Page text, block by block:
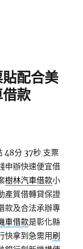
配合美
借款
48分 37秒 支票
申辦快速便宜借
樹林汽車借款小
產質借轉貸保證
款及合法承辦專
車借款是彰化縣
快拿到急需用刷